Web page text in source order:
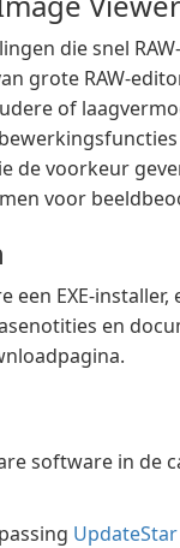
die snel
grote RAW-
of
de voorkeur
voor
EXE-
en
software in de
UpdateStar